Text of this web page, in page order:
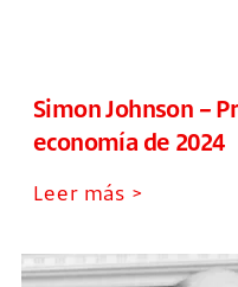
Simon Johnson –
economía de 2024
Leer más >